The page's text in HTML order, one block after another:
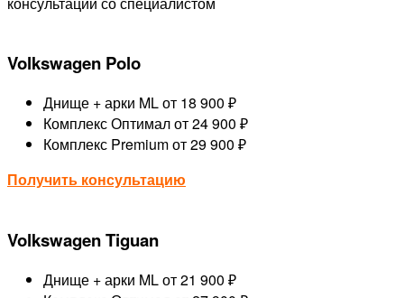
Volkswagen Polo
Днище + арки MLот 18 900 ₽
Комплекс Оптималот 24 900 ₽
Комплекс Premiumот 29 900 ₽
Получить консультацию
Volkswagen Tiguan
Днище + арки MLот 21 900 ₽